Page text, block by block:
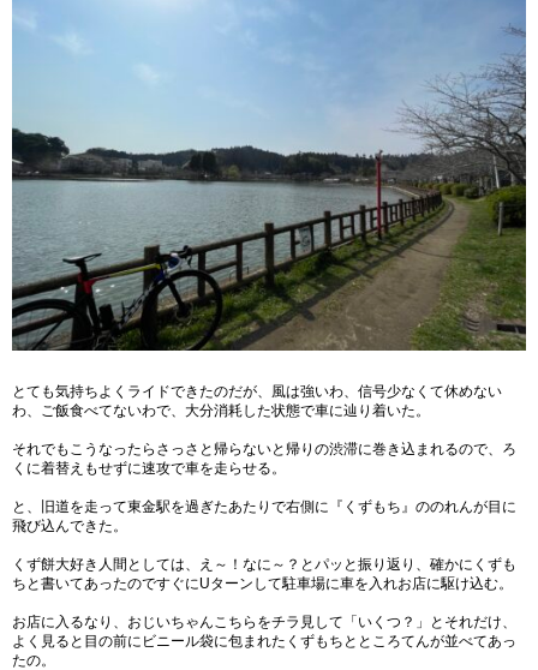
とても気持ちよくライドできたのだが、風は強いわ、信号少なくて休めない
わ、ご飯食べてないわで、大分消耗した状態で車に辿り着いた。
それでもこうなったらさっさと帰らないと帰りの渋滞に巻き込まれるので、ろ
くに着替えもせずに速攻で車を走らせる。
と、旧道を走って東金駅を過ぎたあたりで右側に『くずもち』ののれんが目に
飛び込んできた。
くず餅大好き人間としては、え～！なに～？とパッと振り返り、確かにくずも
ちと書いてあったのですぐにUターンして駐車場に車を入れお店に駆け込む。
お店に入るなり、おじいちゃんこちらをチラ見して「いくつ？」とそれだけ、
よく見ると目の前にビニール袋に包まれたくずもちとところてんが並べてあっ
たの。